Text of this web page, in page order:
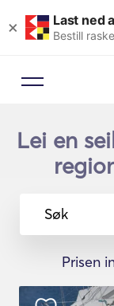
× Last ned
Bestill
Lei en
Søk
Prisen